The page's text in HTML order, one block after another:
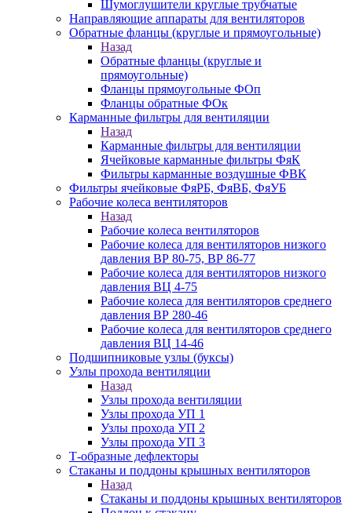
Шумоглушители круглые трубчатые
Направляющие аппараты для вентиляторов
Обратные фланцы (круглые и прямоугольные)
Назад
Обратные фланцы (круглые и
прямоугольные)
Фланцы прямоугольные ФОп
Фланцы обратные ФОк
Карманные фильтры для вентиляции
Назад
Карманные фильтры для вентиляции
Ячейковые карманные фильтры ФяК
Фильтры карманные воздушные ФВК
Фильтры ячейковые ФяРБ, ФяВБ, ФяУБ
Рабочие колеса вентиляторов
Назад
Рабочие колеса вентиляторов
Рабочие колеса для вентиляторов низкого
давления ВР 80-75, ВР 86-77
Рабочие колеса для вентиляторов низкого
давления ВЦ 4-75
Рабочие колеса для вентиляторов среднего
давления ВР 280-46
Рабочие колеса для вентиляторов среднего
давления ВЦ 14-46
Подшипниковые узлы (буксы)
Узлы прохода вентиляции
Назад
Узлы прохода вентиляции
Узлы прохода УП 1
Узлы прохода УП 2
Узлы прохода УП 3
Т-образные дефлекторы
Стаканы и поддоны крышных вентиляторов
Назад
Стаканы и поддоны крышных вентиляторов